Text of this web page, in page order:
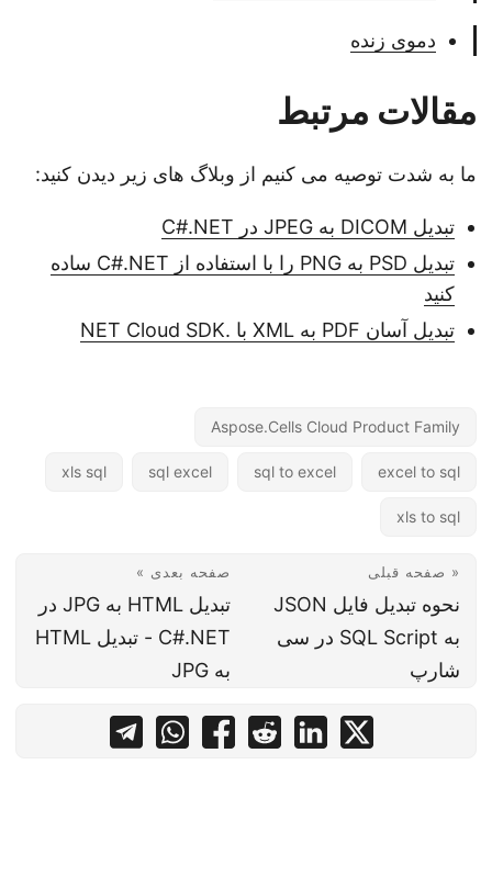
دموی زنده
مقالات مرتبط
ما به شدت توصیه می کنیم از وبلاگ های زیر دیدن کنید:
تبدیل DICOM به JPEG در C#.NET
تبدیل PSD به PNG را با استفاده از C#.NET ساده
کنید
تبدیل آسان PDF به XML با .NET Cloud SDK
Aspose.Cells Cloud Product Family
excel to sql
sql to excel
sql excel
xls sql
xls to sql
« صفحه قبلی
نحوه تبدیل فایل JSON
به SQL Script در سی
شارپ
صفحه بعدی »
تبدیل HTML به JPG در
C#.NET - تبدیل HTML
به JPG